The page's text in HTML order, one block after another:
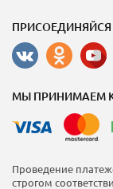
МЫ ПРИНИМАЕМ
Проведение
строгом